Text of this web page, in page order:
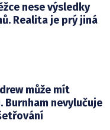
nese výsledky
Realita je prý jiná
může mít
Burnham nevylučuje